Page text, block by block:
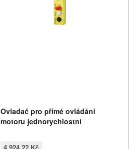
Ovladač pro přímé ovládání
motoru jednorychlostní
4 924,22 Kč